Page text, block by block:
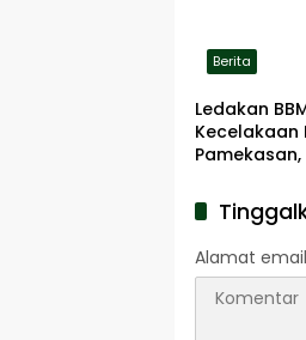
Berita
Ledakan
Kecelakaan
Alamat